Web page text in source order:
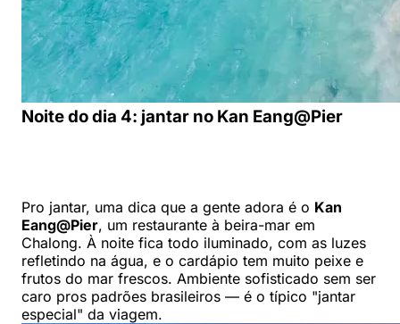
Noite do dia 4: jantar no Kan Eang@Pier
Pro jantar, uma dica que a gente adora é o Kan
Eang@Pier, um restaurante à beira-mar em
Chalong. À noite fica todo iluminado, com as luzes
refletindo na água, e o cardápio tem muito peixe e
frutos do mar frescos. Ambiente sofisticado sem ser
caro pros padrões brasileiros — é o típico "jantar
especial" da viagem.